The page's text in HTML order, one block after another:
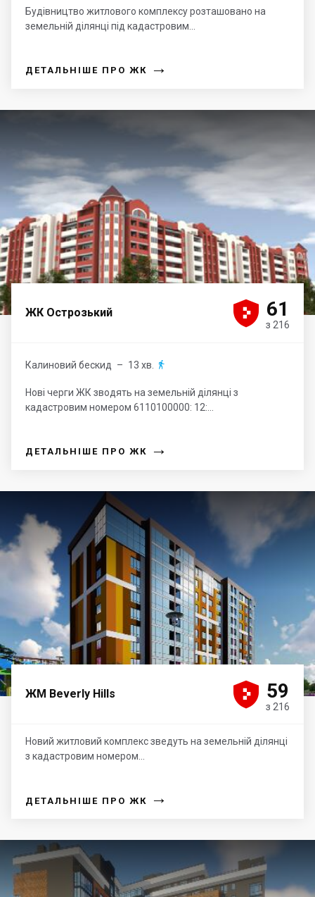
Будівництво житлового комплексу розташовано на
земельній ділянці під кадастровим...
ДЕТАЛЬНІШЕ ПРО ЖК →
ЖК Острозький 



 61
з 216
Калиновий бескид – 13 хв. 
Нові черги ЖК зводять на земельній ділянці з
кадастровим номером 6110100000: 12:...
ДЕТАЛЬНІШЕ ПРО ЖК →
ЖМ Beverly Hills 



 59
з 216
Новий житловий комплекс зведуть на земельній ділянці
з кадастровим номером...
ДЕТАЛЬНІШЕ ПРО ЖК →